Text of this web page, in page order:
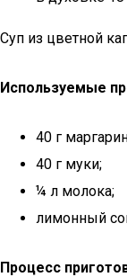
Суп из цветной
Используемые
40 г
40 г муки;
¼ л молока;
лимонный
Процесс